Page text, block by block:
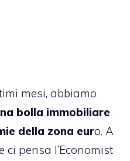
mesi, abbiamo
bolla immobiliare
della zona euro. A
ci pensa l’Economist